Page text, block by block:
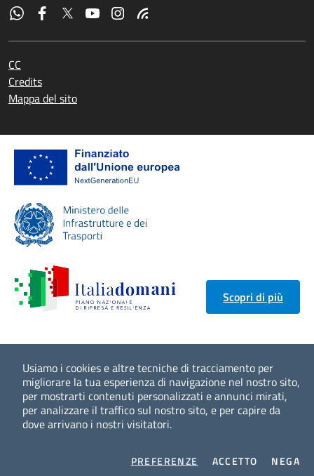
Usiamo i cookies e altre tecniche di tracciamento per
migliorare la tua esperienza di navigazione nel nostro sito,
per mostrarti contenuti personalizzati e annunci mirati,
per analizzare il traffico sul nostro sito, e per capire da
dove arrivano i nostri visitatori.
PREFERENZE COOKIES
ACCETTO I COOKIES
NEGAI
CC
Credits
Mappa del sito
Scopri di più